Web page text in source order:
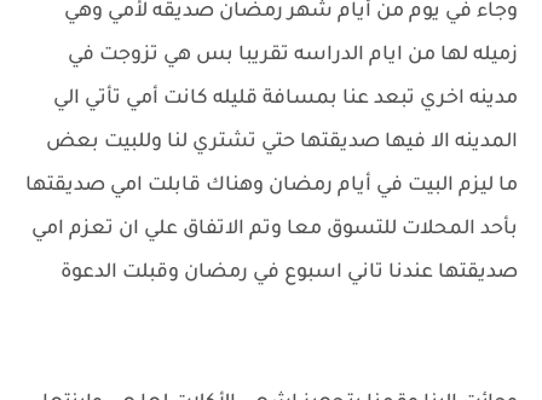
وجاء في يوم من أيام شهر رمضان صديقه لأمي وهي
زميله لها من ايام الدراسه تقريبا بس هي تزوجت في
مدينه اخري تبعد عنا بمسافة قليله كانت أمي تأتي الي
المدينه الا فيها صديقتها حتي تشتري لنا وللبيت بعض
ما ليزم البيت في أيام رمضان وهناك قابلت امي صديقتها
بأحد المحلات للتسوق معا وتم الاتفاق علي ان تعزم امي
صديقتها عندنا تاني اسبوع في رمضان وقبلت الدعوة